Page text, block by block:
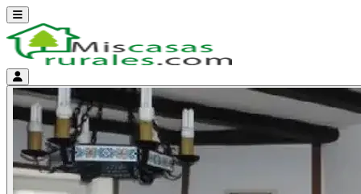
Abrir menú
Menú de cuenta